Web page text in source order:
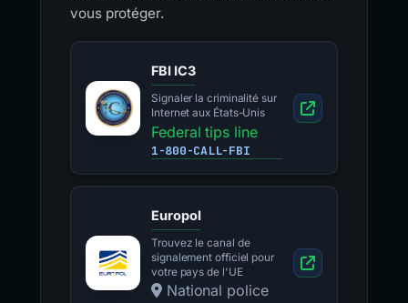
vous protéger.
FBI IC3
Signaler la criminalité sur
Internet aux États-Unis
Federal tips line
1-800-CALL-FBI
Europol
Trouvez le canal de
signalement officiel pour
votre pays de l'UE
National police